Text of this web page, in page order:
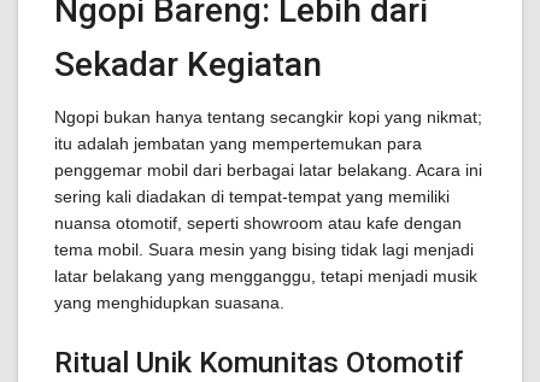
Ngopi Bareng: Lebih dari
Sekadar Kegiatan
Ngopi bukan hanya tentang secangkir kopi yang nikmat;
itu adalah jembatan yang mempertemukan para
penggemar mobil dari berbagai latar belakang. Acara ini
sering kali diadakan di tempat-tempat yang memiliki
nuansa otomotif, seperti showroom atau kafe dengan
tema mobil. Suara mesin yang bising tidak lagi menjadi
latar belakang yang mengganggu, tetapi menjadi musik
yang menghidupkan suasana.
Ritual Unik Komunitas Otomotif